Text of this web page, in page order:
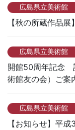
広島県立美術館
【秋の所蔵作品
広島県立美術館
開館50周年記念
術館友の会）ご案
広島県立美術館
【お知らせ】平